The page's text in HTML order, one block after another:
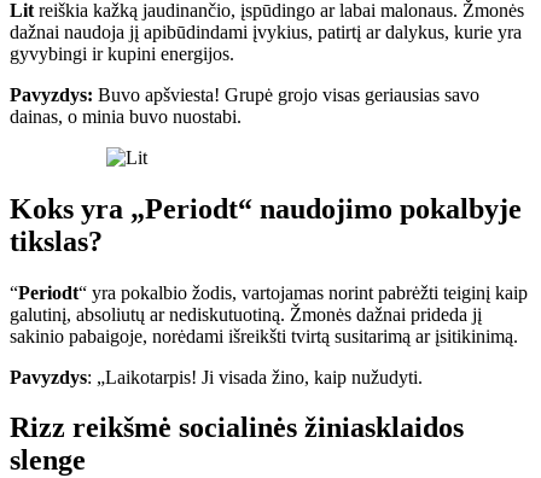
Lit reiškia kažką jaudinančio, įspūdingo ar labai malonaus. Žmonės
dažnai naudoja jį apibūdindami įvykius, patirtį ar dalykus, kurie yra
gyvybingi ir kupini energijos.
Pavyzdys: Buvo apšviesta! Grupė grojo visas geriausias savo
dainas, o minia buvo nuostabi.
Koks yra „Periodt“ naudojimo pokalbyje
tikslas?
“Periodt“ yra pokalbio žodis, vartojamas norint pabrėžti teiginį kaip
galutinį, absoliutų ar nediskutuotiną. Žmonės dažnai prideda jį
sakinio pabaigoje, norėdami išreikšti tvirtą susitarimą ar įsitikinimą.
Pavyzdys: „Laikotarpis! Ji visada žino, kaip nužudyti.
Rizz reikšmė socialinės žiniasklaidos
slenge